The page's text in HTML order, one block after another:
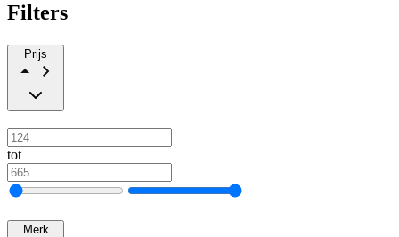
Filters
Prijs
tot
Merk